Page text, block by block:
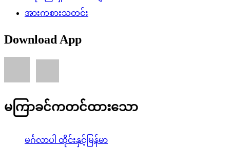
အားကစားသတင်း
Download App
မကြာခင်ကတင်ထားသော
မင်္ဂလာပါ ထိုင်းနှင့်မြန်မာ